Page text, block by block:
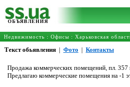
ОБЪЯВЛЕНИЯ
Недвижимость : Офисы : Харьковская
Текст обьявления | Фото | Контакты
Продажа коммерческих помещений, пл. 357
Предлагаю коммерческие помещения на -1